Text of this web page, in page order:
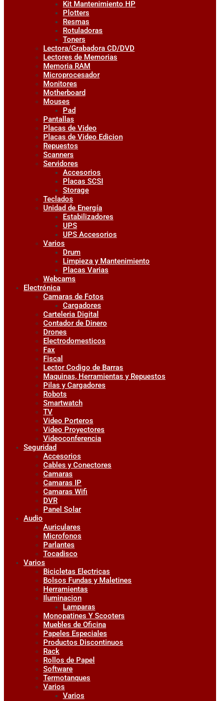
Kit Mantenimiento HP
Plotters
Resmas
Rotuladoras
Toners
Lectora/Grabadora CD/DVD
Lectores de Memorias
Memoria RAM
Microprocesador
Monitores
Motherboard
Mouses
Pad
Pantallas
Placas de Video
Placas de Video Edicion
Repuestos
Scanners
Servidores
Accesorios
Placas SCSI
Storage
Teclados
Unidad de Energía
Estabilizadores
UPS
UPS Accesorios
Varios
Drum
Limpieza y Mantenimiento
Placas Varias
Webcams
Electrónica
Camaras de Fotos
Cargadores
Carteleria Digital
Contador de Dinero
Drones
Electrodomesticos
Fax
Fiscal
Lector Codigo de Barras
Maquinas, Herramientas y Repuestos
Pilas y Cargadores
Robots
Smartwatch
TV
Video Porteros
Video Proyectores
Videoconferencia
Seguridad
Accesorios
Cables y Conectores
Camaras
Camaras IP
Camaras Wifi
DVR
Panel Solar
Audio
Auriculares
Microfonos
Parlantes
Tocadisco
Varios
Bicicletas Electricas
Bolsos Fundas y Maletines
Herramientas
Iluminacion
Lamparas
Monopatines Y Scooters
Muebles de Oficina
Papeles Especiales
Productos Discontinuos
Rack
Rollos de Papel
Software
Termotanques
Varios
Varios